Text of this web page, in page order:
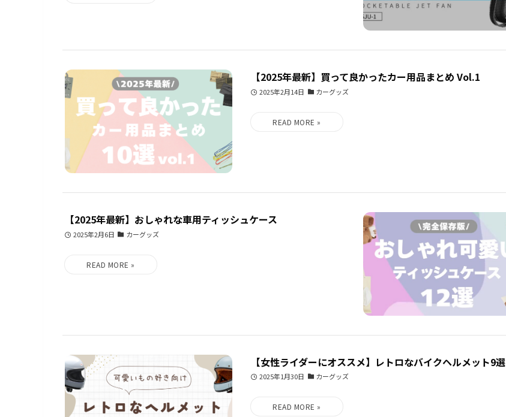
【2025年最新】買って良かったカー用品まとめ Vol.1
2025年2月14日 カーグッズ
【2025年最新】おしゃれな車用ティッシュケース
2025年2月6日 カーグッズ
【女性ライダーにオススメ】レトロなバイクヘルメット9選
2025年1月30日 カーグッズ